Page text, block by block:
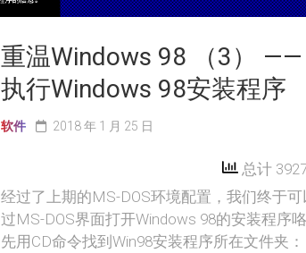
重温Windows 98 （3） ——
执行Windows 98安装程序
软件 2018 年 1 月 25 日
总计
经过了上期的MS-DOS环境配置，我们终于可
过MS-DOS界面打开Windows 98的安装程序
先用CD命令找到Win98安装程序所在文件夹